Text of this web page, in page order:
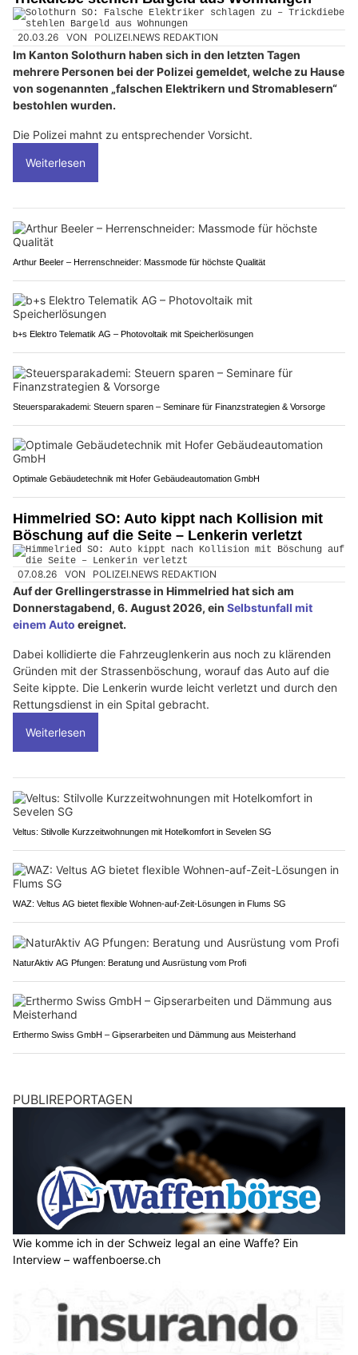
20.03.26 VON POLIZEI.NEWS REDAKTION
Im Kanton Solothurn haben sich in den letzten Tagen
mehrere Personen bei der Polizei gemeldet, welche zu Hause
von sogenannten „falschen Elektrikern und Stromablesern“
bestohlen wurden.
Die Polizei mahnt zu entsprechender Vorsicht.
Weiterlesen
Arthur Beeler – Herrenschneider: Massmode für höchste Qualität
b+s Elektro Telematik AG – Photovoltaik mit Speicherlösungen
Steuersparakademi: Steuern sparen – Seminare für Finanzstrategien & Vorsorge
Optimale Gebäudetechnik mit Hofer Gebäudeautomation GmbH
Himmelried SO: Auto kippt nach Kollision mit
Böschung auf die Seite – Lenkerin verletzt
07.08.26 VON POLIZEI.NEWS REDAKTION
Auf der Grellingerstrasse in Himmelried hat sich am
Donnerstagabend, 6. August 2026, ein Selbstunfall mit
einem Auto ereignet.
Dabei kollidierte die Fahrzeuglenkerin aus noch zu klärenden
Gründen mit der Strassenböschung, worauf das Auto auf die
Seite kippte. Die Lenkerin wurde leicht verletzt und durch den
Rettungsdienst in ein Spital gebracht.
Weiterlesen
Veltus: Stilvolle Kurzzeitwohnungen mit Hotelkomfort in Sevelen SG
WAZ: Veltus AG bietet flexible Wohnen-auf-Zeit-Lösungen in Flums SG
NaturAktiv AG Pfungen: Beratung und Ausrüstung vom Profi
Erthermo Swiss GmbH – Gipserarbeiten und Dämmung aus Meisterhand
PUBLIREPORTAGEN
Wie komme ich in der Schweiz legal an eine Waffe? Ein
Interview – waffenboerse.ch